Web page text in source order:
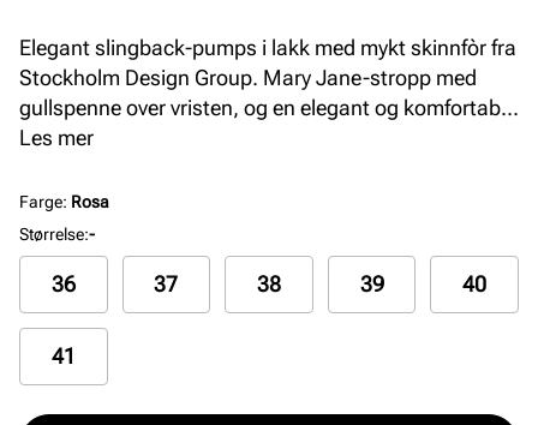
Elegant slingback-pumps i lakk med mykt skinnfòr fra
Stockholm Design Group. Mary Jane-stropp med
gullspenne over vristen, og en elegant og komfortabel
hæl på 5 cm. Pumpsen har en myk innersåle med gelè
tåpartiet.
Les mer
Farge: Rosa
Størrelse:-
36 37 38 39 40
41